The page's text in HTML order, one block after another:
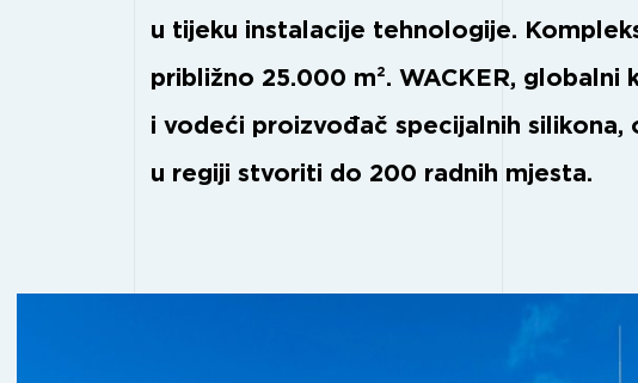
u tijeku instalacije tehnologije.
približno 25.000 m². WACKER, globalni
i vodeći proizvođač specijalnih silikona,
u regiji stvoriti do 200 radnih mjesta.